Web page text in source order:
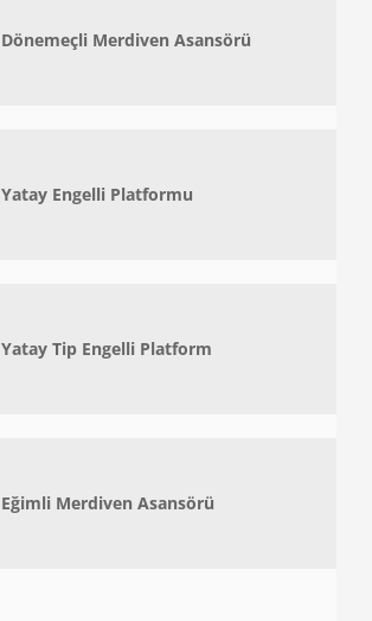
Dönemeçli Merdiven Asansörü
Yatay Engelli Platformu
Yatay Tip Engelli Platform
Eğimli Merdiven Asansörü